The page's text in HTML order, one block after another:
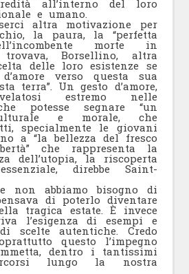
all’interno del loro
e umano.
altra motivazione per
la paura, la “perfetta
morte in
Borsellino, altra
delle loro esistenze se
verso questa sua
terra”. Un gesto d’amore,
estremo nelle
potesse segnare “un
e morale, che
specialmente le giovani
a “la bellezza del fresco
che rappresenta la
dell’utopia, la riscoperta
direbbe Saint-
non abbiamo bisogno di
di poterlo diventare
tragica estate. È invece
l’esigenza di esempi e
scelte autentiche. Credo
questo l’impegno
dentro i tantissimi
lungo la nostra